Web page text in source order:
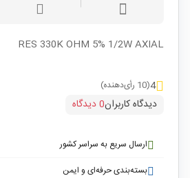
RES 330K OHM 5% 1/2W AXIAL
4(10 رأی‌دهنده)
دیدگاه کاربران0 دیدگاه
ارسال سریع به سراسر کشور
بسته‌بندی حرفه‌ای و ایمن